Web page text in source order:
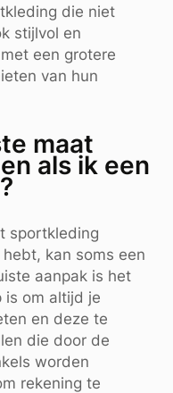
die niet
stijlvol en
een grotere
van hun
maat
als ik een
sportkleding
kan soms een
aanpak is het
is om altijd je
en deze te
die door de
worden
rekening te